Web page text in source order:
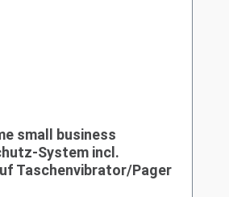
Bewertung von 3 von 5 Sternen
small business
System incl.
Taschenvibrator/Pager